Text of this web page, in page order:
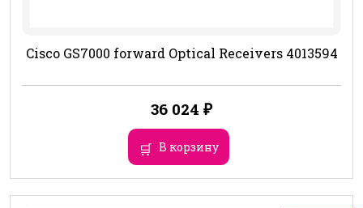
Cisco GS7000 forward Optical Receivers 4013594
36 024 ₽
В корзину